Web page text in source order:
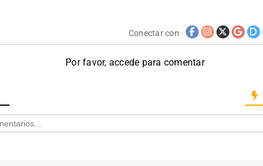
Conectar con
Por favor, accede para comentar